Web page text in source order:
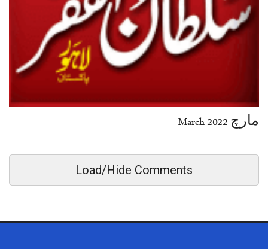
مارچ March 2022
Load/Hide Comments